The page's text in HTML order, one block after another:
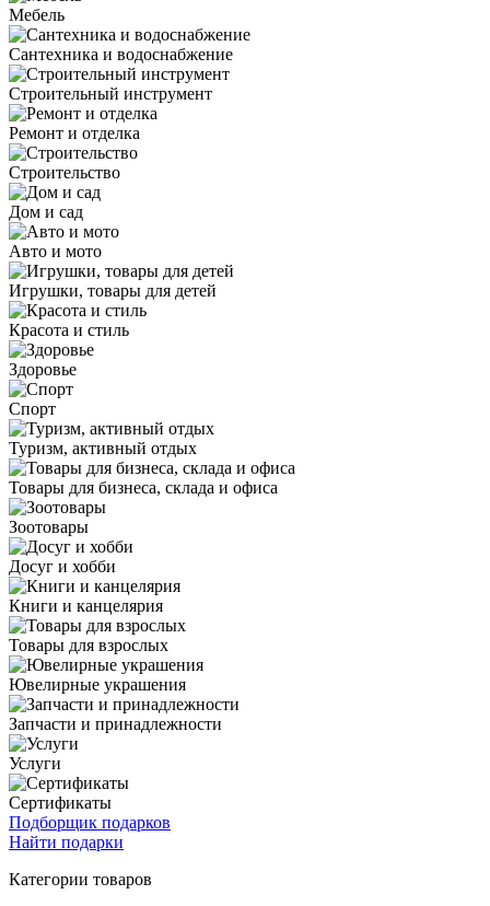
Мебель
Сантехника и водоснабжение
Строительный инструмент
Ремонт и отделка
Строительство
Дом и сад
Авто и мото
Игрушки, товары для детей
Красота и стиль
Здоровье
Спорт
Туризм, активный отдых
Товары для бизнеса, склада и офиса
Зоотовары
Досуг и хобби
Книги и канцелярия
Товары для взрослых
Ювелирные украшения
Запчасти и принадлежности
Услуги
Сертификаты
Подборщик подарков
Найти подарки
Категории товаров